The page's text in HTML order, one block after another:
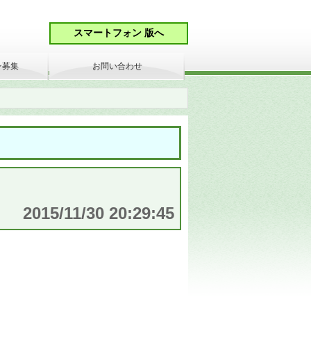
2015/11/30 20:29:45
募集 お問い合わせ